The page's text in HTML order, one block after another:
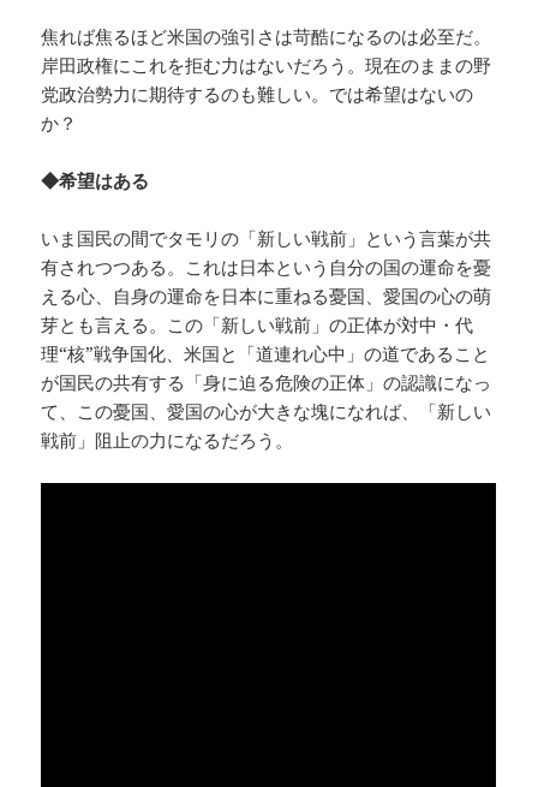
焦れば焦るほど米国の強引さは苛酷になるのは必至だ。
岸田政権にこれを拒む力はないだろう。現在のままの野
党政治勢力に期待するのも難しい。では希望はないの
か？
◆希望はある
いま国民の間でタモリの「新しい戦前」という言葉が共
有されつつある。これは日本という自分の国の運命を憂
える心、自身の運命を日本に重ねる憂国、愛国の心の萌
芽とも言える。この「新しい戦前」の正体が対中・代
理“核”戦争国化、米国と「道連れ心中」の道であること
が国民の共有する「身に迫る危険の正体」の認識になっ
て、この憂国、愛国の心が大きな塊になれば、「新しい
戦前」阻止の力になるだろう。